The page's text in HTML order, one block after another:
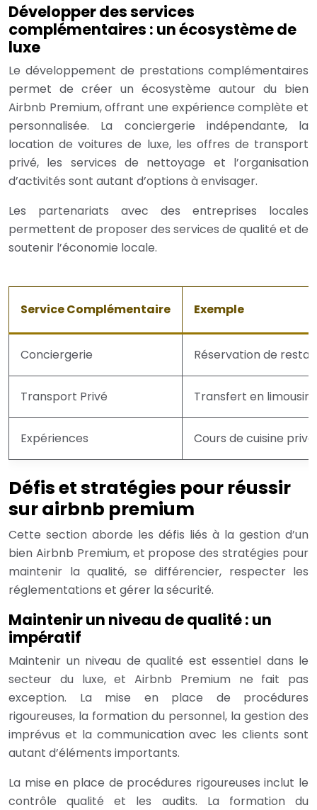
Développer des services
complémentaires : un écosystème de
luxe
Le développement de prestations complémentaires
permet de créer un écosystème autour du bien
Airbnb Premium, offrant une expérience complète et
personnalisée. La conciergerie indépendante, la
location de voitures de luxe, les offres de transport
privé, les services de nettoyage et l’organisation
d’activités sont autant d’options à envisager.
Les partenariats avec des entreprises locales
permettent de proposer des services de qualité et de
soutenir l’économie locale.
Service Complémentaire Exemple
Conciergerie Réservation de
Transport Privé Transfert en
Expériences Cours de cuisine
Défis et stratégies pour réussir
sur airbnb premium
Cette section aborde les défis liés à la gestion d’un
bien Airbnb Premium, et propose des stratégies pour
maintenir la qualité, se différencier, respecter les
réglementations et gérer la sécurité.
Maintenir un niveau de qualité : un
impératif
Maintenir un niveau de qualité est essentiel dans le
secteur du luxe, et Airbnb Premium ne fait pas
exception. La mise en place de procédures
rigoureuses, la formation du personnel, la gestion des
imprévus et la communication avec les clients sont
autant d’éléments importants.
La mise en place de procédures rigoureuses inclut le
contrôle qualité et les audits. La formation du